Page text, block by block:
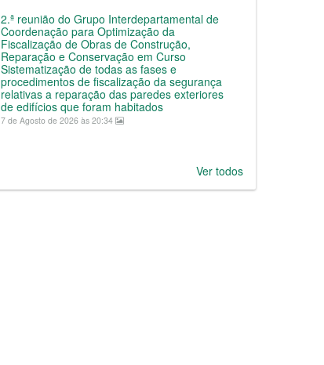
2.ª reunião do Grupo Interdepartamental de
Coordenação para Optimização da
Fiscalização de Obras de Construção,
Reparação e Conservação em Curso
Sistematização de todas as fases e
procedimentos de fiscalização da segurança
relativas a reparação das paredes exteriores
de edifícios que foram habitados
7 de Agosto de 2026 às 20:34
Ver todos